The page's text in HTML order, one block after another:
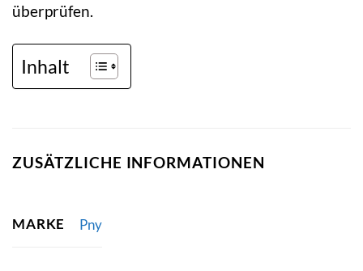
überprüfen.
Inhalt
ZUSÄTZLICHE INFORMATIONEN
MARKE Pny